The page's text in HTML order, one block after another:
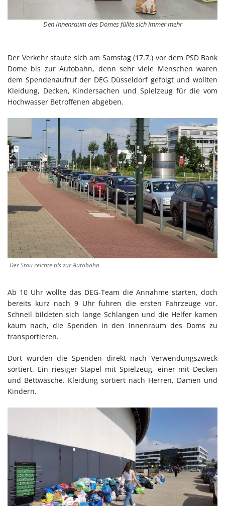
Den Innenraum des Domes füllte sich immer mehr
Der Verkehr staute sich am Samstag (17.7.) vor dem PSD Bank
Dome bis zur Autobahn, denn sehr viele Menschen waren
dem Spendenaufruf der DEG Düsseldorf gefolgt und wollten
Kleidung, Decken, Kindersachen und Spielzeug für die vom
Hochwasser Betroffenen abgeben.
Der Stau reichte bis zur Autobahn
Ab 10 Uhr wollte das DEG-Team die Annahme starten, doch
bereits kurz nach 9 Uhr fuhren die ersten Fahrzeuge vor.
Schnell bildeten sich lange Schlangen und die Helfer kamen
kaum nach, die Spenden in den Innenraum des Doms zu
transportieren.
Dort wurden die Spenden direkt nach Verwendungszweck
sortiert. Ein riesiger Stapel mit Spielzeug, einer mit Decken
und Bettwäsche. Kleidung sortiert nach Herren, Damen und
Kindern.